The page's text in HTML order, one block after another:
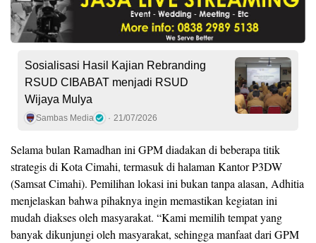
Sosialisasi Hasil Kajian Rebranding
RSUD CIBABAT menjadi RSUD
Wijaya Mulya
Sambas Media 21/07/2026
Selama bulan Ramadhan ini GPM diadakan di beberapa titik
strategis di Kota Cimahi, termasuk di halaman Kantor P3DW
(Samsat Cimahi). Pemilihan lokasi ini bukan tanpa alasan, Adhitia
menjelaskan bahwa pihaknya ingin memastikan kegiatan ini
mudah diakses oleh masyarakat. “Kami memilih tempat yang
banyak dikunjungi oleh masyarakat, sehingga manfaat dari GPM